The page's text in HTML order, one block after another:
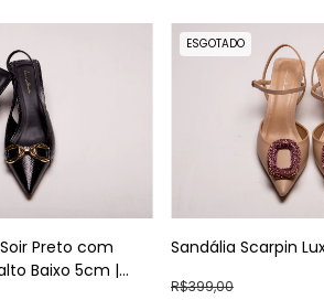
Preto com
Baixo 5cm |
ESGOTADO
Sandália Scarpin
R$399,00